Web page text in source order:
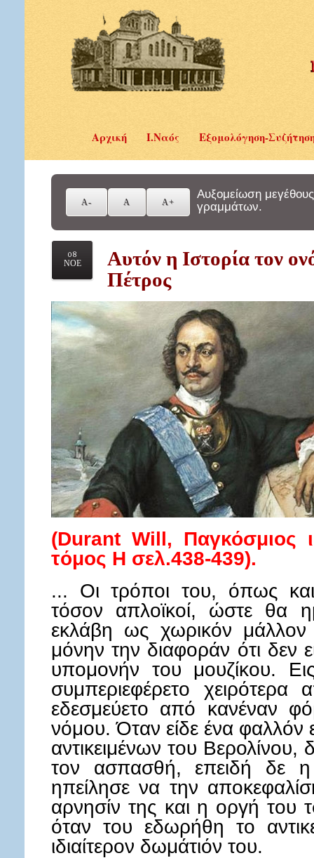
Αρχική Ι.Ναός Εξομολόγηση-
Αυξομείωση μεγέθους
γραμμάτων.
08
ΝΟΕ
Αυτόν η Ιστορία τον
Πέτρος
(Durant Will, Παγκόσμιος
τόμος Η σελ.438-439).
... Οι τρόποι του, όπως
τόσον απλοϊκοί, ώστε θα
εκλάβη ως χωρικόν
μόνην την διαφοράν ότι δεν
υπομονήν του μουζίκου.
συμπεριεφέρετο
εδεσμεύετο από κανέναν
νόμου. Όταν είδε ένα φαλλόν
αντικειμένων του Βερολίνου,
τον ασπασθή, επειδή δε η
ηπείλησε να την
αρνησίν της και η οργή του
όταν του εδωρήθη το
ιδιαίτερον δωμάτιόν του.